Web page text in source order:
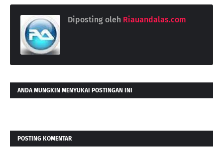
Diposting oleh Riauandalas.com
ANDA MUNGKIN MENYUKAI POSTINGAN INI
POSTING KOMENTAR